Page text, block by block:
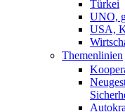
Türkei
UNO,
USA,
Themenlinien